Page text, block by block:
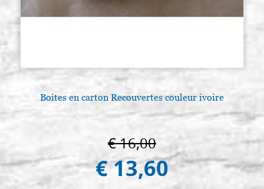
Boites en carton Recouvertes couleur ivoire
€ 16,00
€ 13,60